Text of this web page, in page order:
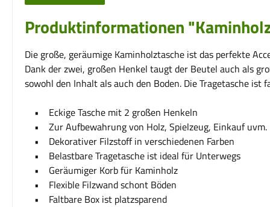
Produktinformationen
Die große, geräumige Kaminholztasche ist das perfekte
Dank der zwei, großen Henkel taugt der Beutel auch als
sowohl den Inhalt als auch den Boden. Die Tragetasche
• Eckige Tasche mit 2 großen Henkeln
• Zur Aufbewahrung von Holz, Spielzeug, Einkauf uvm.
• Dekorativer Filzstoff in verschiedenen Farben
• Belastbare Tragetasche ist ideal für Unterwegs
• Geräumiger Korb für Kaminholz
• Flexible Filzwand schont Böden
• Faltbare Box ist platzsparend